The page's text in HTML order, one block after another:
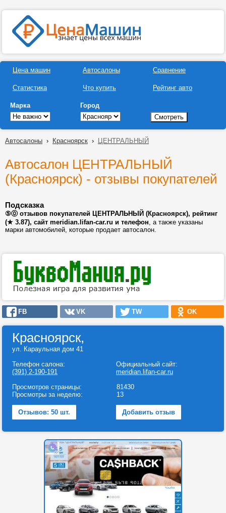
Цена машин
Статистика
Автосалоны
Что купить
Сравнение
Рейтинг авто
Марка Город
Автосалоны › Красноярск › ЦЕНТРАЛЬНЫЙ
Автосалон ЦЕНТРАЛЬНЫЙ
(Красноярск) - отзывы покупателей
Подсказка
⑤⓪ отзывов покупателей ЦЕНТРАЛЬНЫЙ (Красноярск), рейтинг
(★ 3.87), сайт meridian.lifan-car.ru и телефон, а также указаны
марки автомобилей, которые продает автосалон.
FB VK TW OK
Красноярск,
ул. Караульная дом 41
Телефон салона:
(391) 2-190-191
Официальный сайт:
meridian.lifan-car.ru
Просмотров страницы:
Просмотры за неделю:
81430
13
Отзывов: 50 шт. Добавить отзыв